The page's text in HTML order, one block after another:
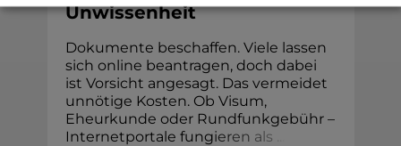
Unwissenheit
Dokumente beschaffen. Viele lassen
sich online beantragen, doch dabei
ist Vorsicht angesagt. Das vermeidet
unnötige Kosten. Ob Visum,
Eheur­kunde oder Rund­funk­gebühr –
Internetportale fungieren als